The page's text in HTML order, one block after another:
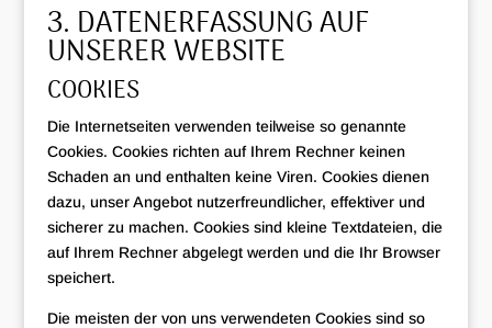
3. DATENERFASSUNG AUF
UNSERER WEBSITE
COOKIES
Die Internetseiten verwenden teilweise so genannte
Cookies. Cookies richten auf Ihrem Rechner keinen
Schaden an und enthalten keine Viren. Cookies dienen
dazu, unser Angebot nutzerfreundlicher, effektiver und
sicherer zu machen. Cookies sind kleine Textdateien, die
auf Ihrem Rechner abgelegt werden und die Ihr Browser
speichert.
Die meisten der von uns verwendeten Cookies sind so